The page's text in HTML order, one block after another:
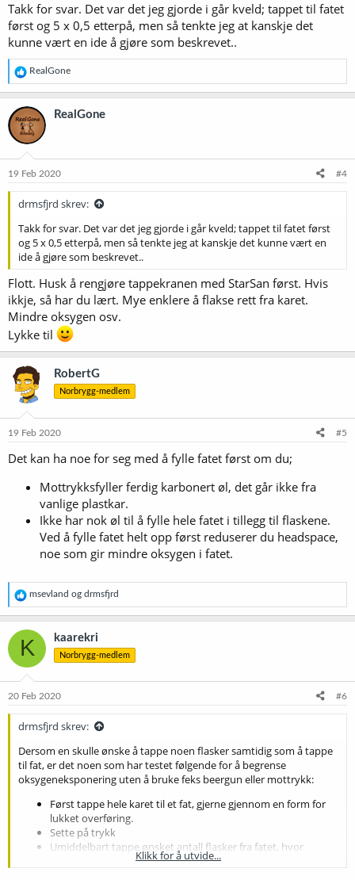
:
Takk for svar. Det var det jeg gjorde i går kveld; tappet til fatet
først og 5 x 0,5 etterpå, men så tenkte jeg at kanskje det
kunne vært en ide å gjøre som beskrevet..
R
e
a
k
s
j
o
e
RealGone
RealGone
19 Feb 2020 #4
drmsfjrd skrev:
Takk for svar. Det var det jeg gjorde i går kveld; tappet til fatet først
og 5 x 0,5 etterpå, men så tenkte jeg at kanskje det kunne vært en
ide å gjøre som beskrevet..
Flott. Husk å rengjøre tappekranen med StarSan først. Hvis
ikkje, så har du lært. Mye enklere å flakse rett fra karet.
Mindre oksygen osv.
Lykke til
RobertG
Norbrygg-medlem
19 Feb 2020 #5
Det kan ha noe for seg med å fylle fatet først om du;
Mottrykksfyller ferdig karbonert øl, det går ikke fra
vanlige plastkar.
Ikke har nok øl til å fylle hele fatet i tillegg til flaskene.
Ved å fylle fatet helt opp først reduserer du headspace,
noe som gir mindre oksygen i fatet.
R
e
a
k
s
j
o
e
msevland og drmsfjrd
K kaarekri
Norbrygg-medlem
20 Feb 2020 #6
drmsfjrd skrev:
Dersom en skulle ønske å tappe noen flasker samtidig som å tappe
til fat, er det noen som har testet følgende for å begrense
oksygeneksponering uten å bruke feks beergun eller mottrykk:
Først tappe hele karet til et fat, gjerne gjennom en form for
lukket overføring.
Sette på trykk
Umiddelbart tappe ønsket antall flasker fra fatet, hvor
flaskene er forhåndsfyltKlikk for å utvide...